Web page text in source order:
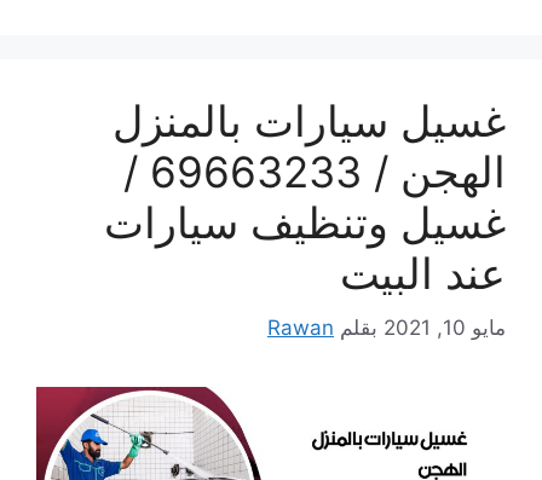
غسيل سيارات بالمنزل
الهجن / 69663233 /
غسيل وتنظيف سيارات
عند البيت
مايو 10, 2021 بقلم Rawan